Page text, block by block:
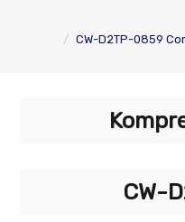
CW-D2TP-0859
CW-